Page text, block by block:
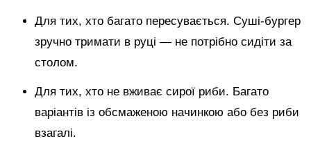
Для тих, хто багато пересувається. Суші-бургер
зручно тримати в руці — не потрібно сидіти за
столом.
Для тих, хто не вживає сирої риби. Багато
варіантів із обсмаженою начинкою або без риби
взагалі.